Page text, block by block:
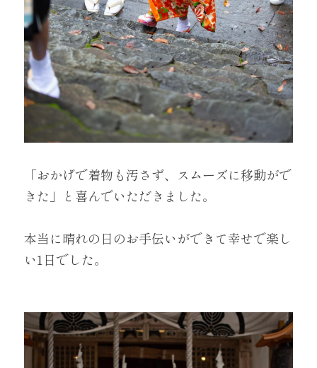
「おかげで着物も汚さず、スムーズに移動がで
きた」と喜んでいただきました。
本当に晴れの日のお手伝いができて幸せで楽し
い1日でした。